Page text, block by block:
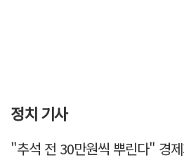
정치 기사